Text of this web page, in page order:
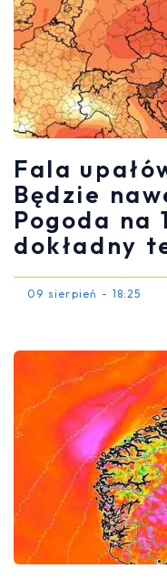
Fala
Będzie
Pogoda na
dokładny
09 sierpień - 18:25